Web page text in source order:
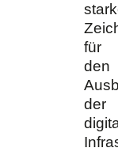
für
den
der